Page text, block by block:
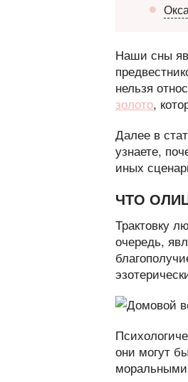
Наши сны
нельзя
золото,
Далее в
узнаете,
иных
ЧТО
Трактовку
очередь,
они могут